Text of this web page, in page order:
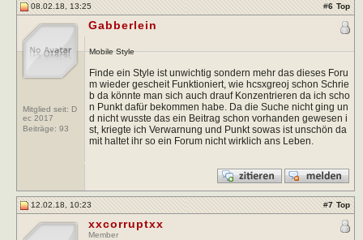
08.02.18, 13:25 #6 Top
Mitglied seit: D
ec 2017
Beiträge: 93
Gabberlein
Mobile Style
Finde ein Style ist unwichtig sondern mehr das dieses Foru
m wieder gescheit Funktioniert, wie hcsxgreoj schon Schrie
b da könnte man sich auch drauf Konzentrieren da ich scho
n Punkt dafür bekommen habe. Da die Suche nicht ging un
d nicht wusste das ein Beitrag schon vorhanden gewesen i
st, kriegte ich Verwarnung und Punkt sowas ist unschön da
mit haltet ihr so ein Forum nicht wirklich ans Leben.
12.02.18, 10:23 #7 Top
xxcorruptxx
Member